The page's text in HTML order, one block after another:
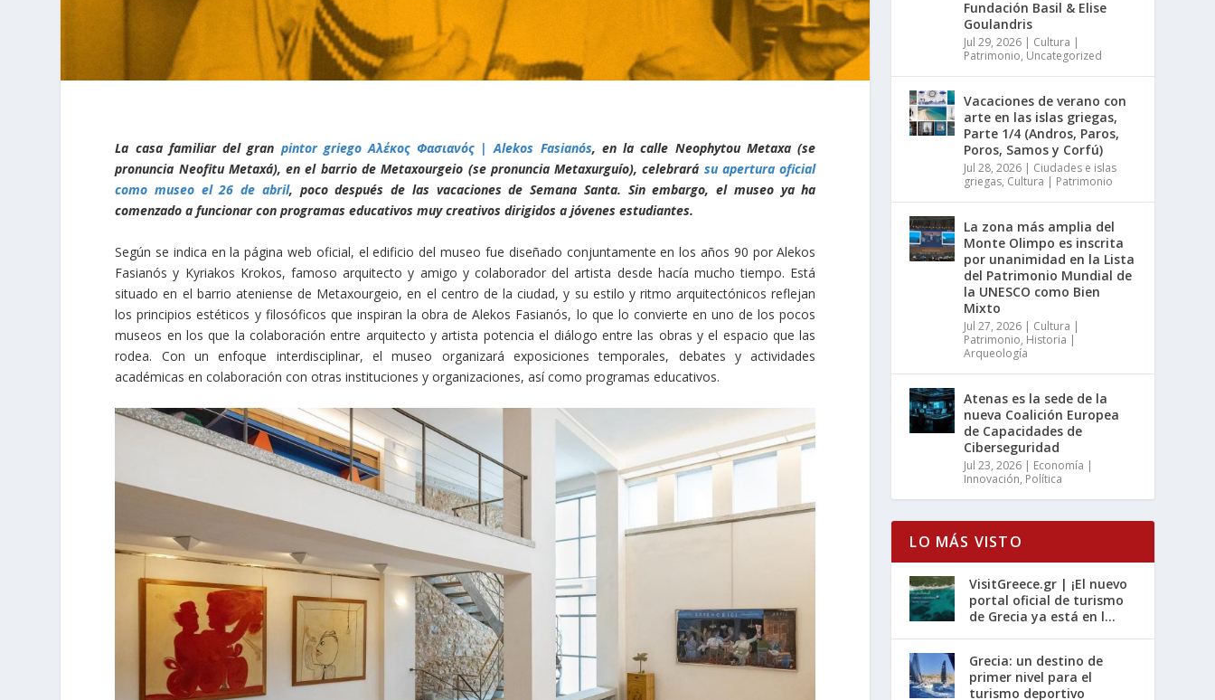
La casa familiar del gran pintor griego Αλέκος Φασιανός | Alekos Fasianós, en la calle Neophytou Metaxa (se
pronuncia Neofitu Metaxá), en el barrio de Metaxourgeio (se pronuncia Metaxurguío), celebrará su apertura oficial
como museo el 26 de abril, poco después de las vacaciones de Semana Santa. Sin embargo, el museo ya ha
comenzado a funcionar con programas educativos muy creativos dirigidos a jóvenes estudiantes.
Según se indica en la página web oficial, el edificio del museo fue diseñado conjuntamente en los años 90 por Alekos
Fasianós y Kyriakos Krokos, famoso arquitecto y amigo y colaborador del artista desde hacía mucho tiempo. Está
situado en el barrio ateniense de Metaxourgeio, en el centro de la ciudad, y su estilo y ritmo arquitectónicos reflejan
los principios estéticos y filosóficos que inspiran la obra de Alekos Fasianós, lo que lo convierte en uno de los pocos
museos en los que la colaboración entre arquitecto y artista potencia el diálogo entre las obras y el espacio que las
rodea. Con un enfoque interdisciplinar, el museo organizará exposiciones temporales, debates y actividades
académicas en colaboración con otras instituciones y organizaciones, así como programas educativos.
Fundación Basil & Elise
Goulandris
Jul 29, 2026 | Cultura |
Patrimonio, Uncategorized
Vacaciones de verano con
arte en las islas griegas,
Parte 1/4 (Andros, Paros,
Poros, Samos y Corfú)
Jul 28, 2026 | Ciudades e islas
griegas, Cultura | Patrimonio
La zona más amplia del
Monte Olimpo es inscrita
por unanimidad en la Lista
del Patrimonio Mundial de
la UNESCO como Bien
Mixto
Jul 27, 2026 | Cultura |
Patrimonio, Historia |
Arqueología
Atenas es la sede de la
nueva Coalición Europea
de Capacidades de
Ciberseguridad
Jul 23, 2026 | Economía |
Innovación, Política
LO MÁS VISTO
VisitGreece.gr | ¡El nuevo
portal oficial de turismo
de Grecia ya está en l...
Grecia: un destino de
primer nivel para el
turismo deportivo